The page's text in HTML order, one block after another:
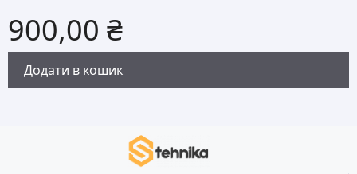
900,00 ₴
Додати в кошик